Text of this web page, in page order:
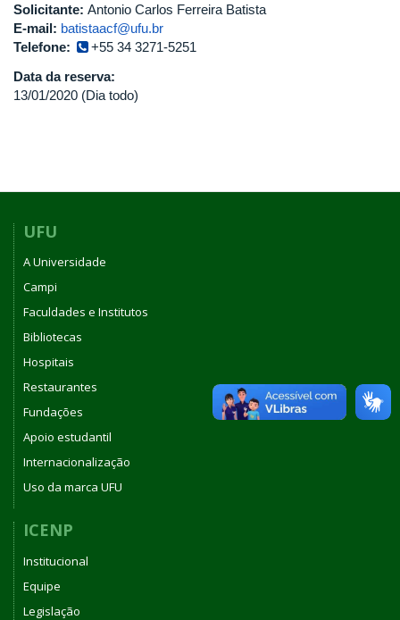
Solicitante: Antonio Carlos Ferreira Batista
E-mail: batistaacf@ufu.br
Telefone:
+55 34 3271-5251
Data da reserva:
13/01/2020 (Dia todo)
UFU
A Universidade
Campi
Faculdades e Institutos
Bibliotecas
Hospitais
Restaurantes
Fundações
Apoio estudantil
Internacionalização
Uso da marca UFU
ICENP
Institucional
Equipe
Legislação